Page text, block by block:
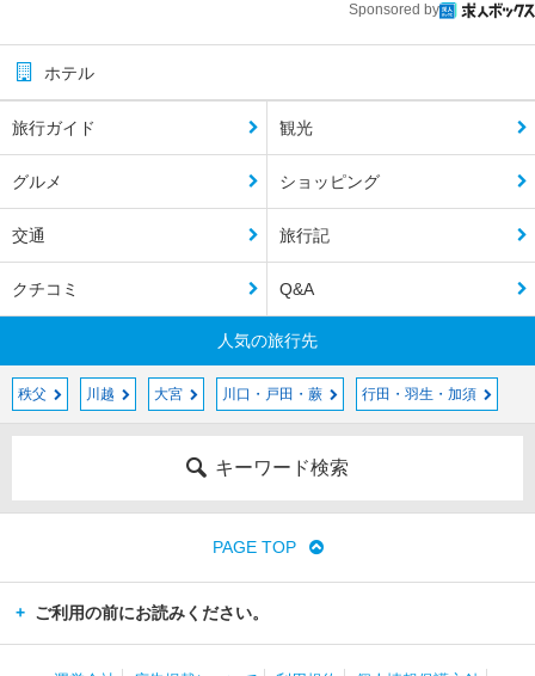
Sponsored by
ホテル
旅行ガイド 観光
グルメ ショッピング
交通 旅行記
クチコミ Q&A
人気の旅行先
秩父 川越 大宮 川口・戸田・蕨 行田・羽生・加須
キーワード検索
PAGE TOP
ご利用の前にお読みください。